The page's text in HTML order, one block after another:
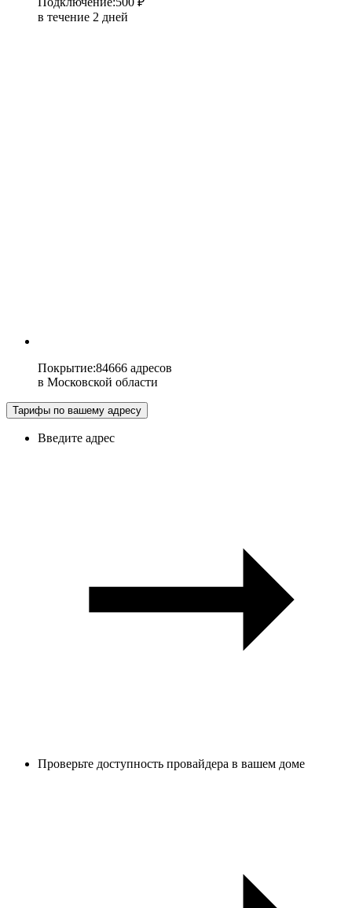
в течение 2 дней
Покрытие:84666 адресов
в Московской области
Тарифы по вашему адресу
Введите адрес
Проверьте доступность провайдера в вашем доме